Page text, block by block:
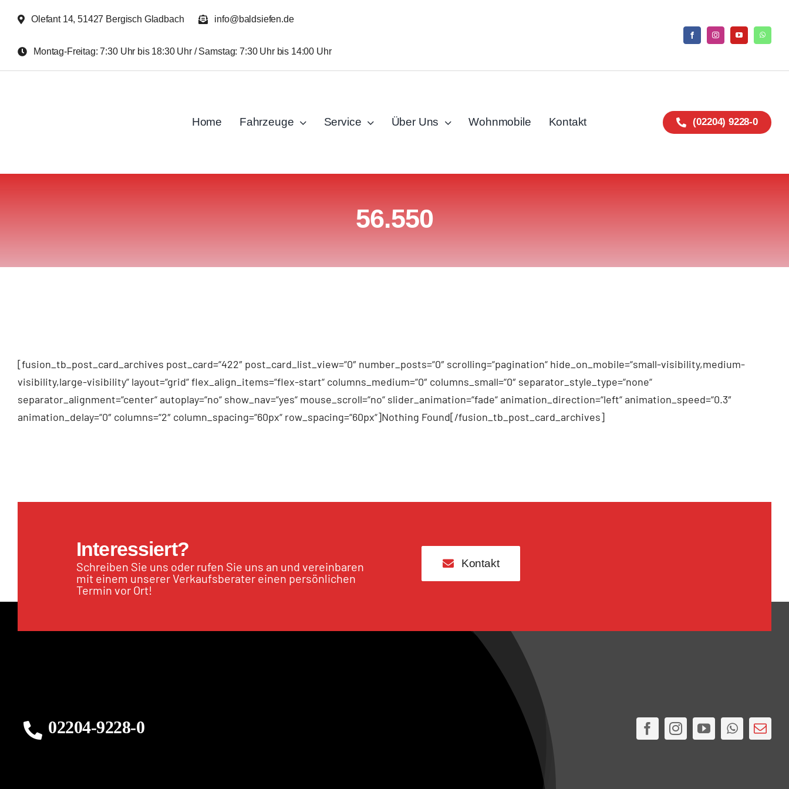
Inhalt
Olefant 14, 51427 Bergisch Gladbach info@baldsiefen.de
Montag-Freitag: 7:30 Uhr bis 18:30 Uhr / Samstag: 7:30 Uhr bis 14:00 Uhr
Home Fahrzeuge Service Über Uns Wohnmobile Kontakt (02204) 9228-0
56.550
[fusion_tb_post_card_archives post_card=“422″ post_card_list_view=“0″ number_posts=“0″ scrolling=“pagination“ hide_on_mobile=“small-visibility,medium-
visibility,large-visibility“ layout=“grid“ flex_align_items=“flex-start“ columns_medium=“0″ columns_small=“0″ separator_style_type=“none“
separator_alignment=“center“ autoplay=“no“ show_nav=“yes“ mouse_scroll=“no“ slider_animation=“fade“ animation_direction=“left“ animation_speed=“0.3″
animation_delay=“0″ columns=“2″ column_spacing=“60px“ row_spacing=“60px“]Nothing Found[/fusion_tb_post_card_archives]
Interessiert?
Schreiben Sie uns oder rufen Sie uns an und vereinbaren
mit einem unserer Verkaufsberater einen persönlichen
Termin vor Ort!
Kontakt
02204-9228-0